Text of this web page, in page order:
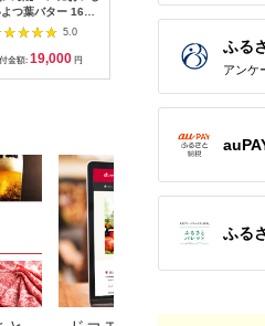
つ葉バター 16個
ット【B130】
5.0
金額: 19,000 円
ルクキャラメル
13,000
ふる
アンケ
ふる